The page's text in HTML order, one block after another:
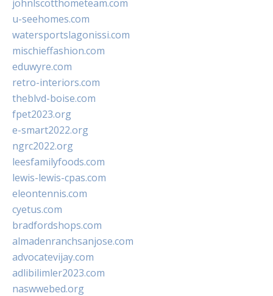
johnlscotthometeam.com
u-seehomes.com
watersportslagonissi.com
mischieffashion.com
eduwyre.com
retro-interiors.com
theblvd-boise.com
fpet2023.org
e-smart2022.org
ngrc2022.org
leesfamilyfoods.com
lewis-lewis-cpas.com
eleontennis.com
cyetus.com
bradfordshops.com
almadenranchsanjose.com
advocatevijay.com
adlibilimler2023.com
naswwebed.org